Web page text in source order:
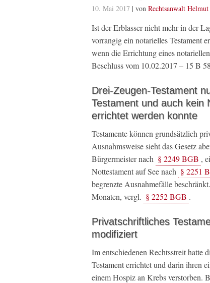
10. Mai 2017 | von Rechtsanwalt
Ist der Erblasser nicht mehr in der
vorrangig ein notarielles Testament
wenn die Errichtung eines
Beschluss vom 10.02.2017 – 15 B
Drei-Zeugen-Testament
Testament und auch kein
errichtet werden konnte
Testamente können grundsätzlich
Ausnahmsweise sieht das Gesetz
Bürgermeister nach § 2249 BGB ,
Nottestament auf See nach § 2251
begrenzte Ausnahmefälle
Monaten, vergl. § 2252 BGB .
Privatschriftliches
modifiziert
Im entschiedenen Rechtsstreit hatte
Testament errichtet und darin ihren
einem Hospiz an Krebs verstorben.